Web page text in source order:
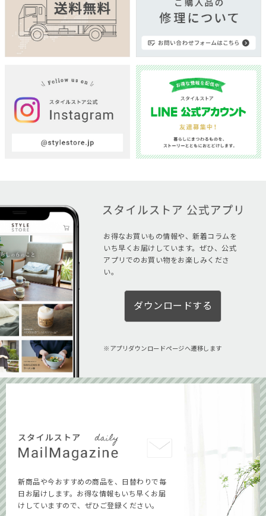
お得なお買いもの情報や、新着コラムを
いち早くお届けしています。ぜひ、公式
アプリでのお買い物をお楽しみくださ
い。
ダウンロードする
アプリダウンロードページへ遷移します
新商品や今おすすめの商品を、日替わりで毎
日お届けします。お得な情報もいち早くお届
けしていますので、ぜひご登録ください。